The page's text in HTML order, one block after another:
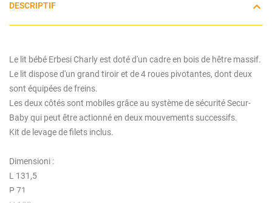
DESCRIPTIF
Le lit bébé Erbesi Charly est doté d'un cadre en bois de hêtre massif.
Le lit dispose d'un grand tiroir et de 4 roues pivotantes, dont deux
sont équipées de freins.
Les deux côtés sont mobiles grâce au système de sécurité Secur-
Baby qui peut être actionné en deux mouvements successifs.
Kit de levage de filets inclus.
Dimensioni :
L 131,5
P 71